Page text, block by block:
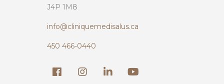
J4P 1M8
info@cliniquemedisalus.ca
450 466-0440